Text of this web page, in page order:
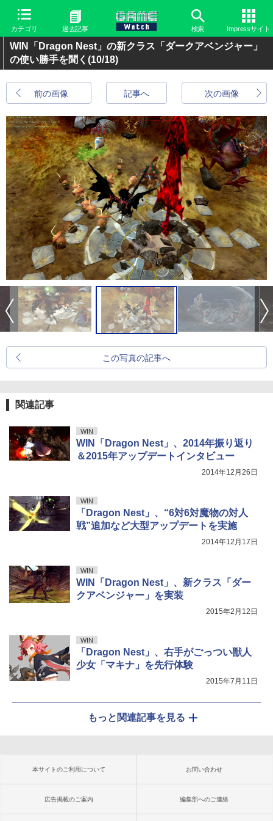
カテゴリ 過去記事 検索 Impressサイト
WIN「Dragon Nest」の新クラス「ダークアベンジャー」
の使い勝手を聞く (10/18)
前の画像 次の画像
記事へ
この写真の記事へ
関連記事
WIN
WIN「Dragon Nest」、2014年振り返り
＆2015年アップデートインタビュー
2014年12月26日
WIN
「Dragon Nest」、“6対6対魔物の対人
戦”追加など大型アップデートを実施
2014年12月17日
WIN
WIN「Dragon Nest」、新クラス「ダー
クアベンジャー」を実装
2015年2月12日
WIN
「Dragon Nest」、右手がごっつい獣人
少女「マキナ」を先行体験
2015年7月11日
もっと関連記事を見る
本サイトのご利用について お問い合わせ
広告掲載のご案内 編集部へのご連絡